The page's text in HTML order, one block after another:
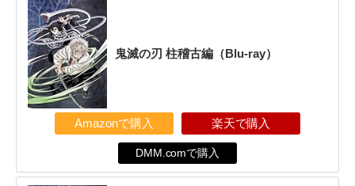
鬼滅の刃 柱稽古編（Blu-ray）
Amazonで購入 楽天で購入
DMM.comで購入